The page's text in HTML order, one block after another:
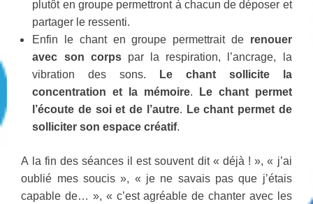
plutôt en groupe permettront à chacun de déposer et
partager le ressenti.
Enfin le chant en groupe permettrait de renouer
avec son corpspar la respiration, l’ancrage, la
vibration des sons.
Le chant sollicite la
concentration et la mémoire.
Le chant permet
l’écoute de soi et de l’autre. Le chant permet de
solliciter son espace créatif.
A la fin des séances il est souvent dit « déjà ! », « j’ai
oublié mes soucis », « je ne savais pas que j’étais
capable de… », « c’est agréable de chanter avec les